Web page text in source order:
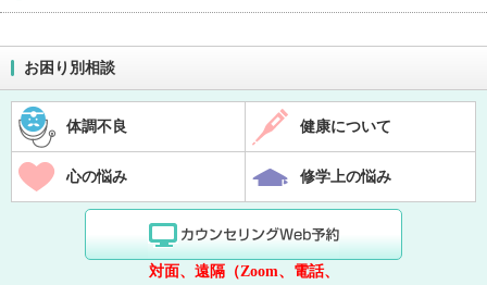
お困り別相談
体調不良 健康について
心の悩み 修学上の悩み
対面、遠隔（Zoom、電話、